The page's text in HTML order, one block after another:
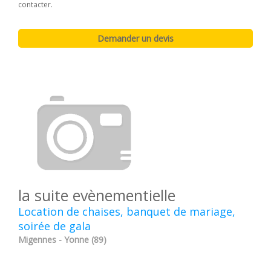
contacter.
la suite evènementielle
Location de chaises, banquet de mariage,
soirée de gala
Migennes - Yonne (89)